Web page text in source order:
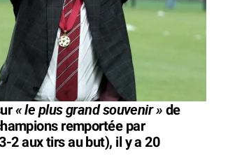
« le plus grand souvenir » de
remportée par
2 aux tirs au but), il y a 20